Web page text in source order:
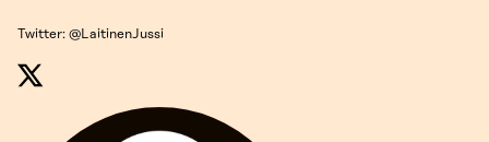
Twitter: @LaitinenJussi